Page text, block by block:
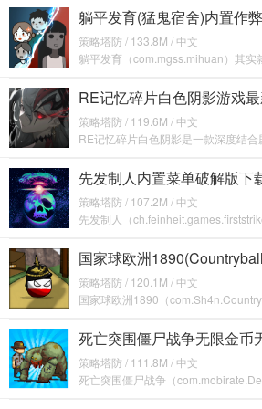
躺平发育(猛鬼宿舍)内置作
策略塔防 / 133.8M / 中文
躺平发育（com.mgss.mihuan）其实
RE记忆碎片白色阴影游戏
策略塔防 / 119.6M / 中文
RE记忆碎片白色阴影是一款深度结
先发制人内置菜单破解版下
策略塔防 / 107.2M / 中文
先发制人（
国家球欧洲
策略塔防 / 120.1M / 中文
国家球欧洲1890（
死亡突围僵尸战争无限金币
策略塔防 / 111.8M / 中文
死亡突围僵尸战争（